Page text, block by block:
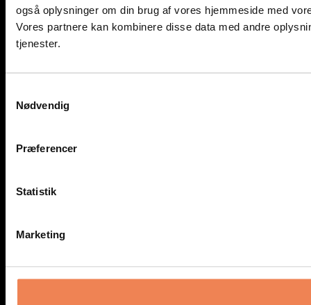
også oplysninger om din brug af vores hjemmeside med
Vores partnere kan kombinere disse data med andre
tjenester.
Nødvendig
Præferencer
Statistik
Marketing